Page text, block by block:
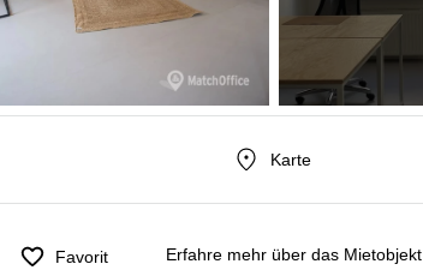
Karte
Favorit Erfahre mehr über das Mietobjekt